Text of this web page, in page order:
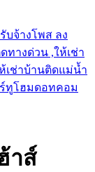
รับจ้างโพส ลง
ทางด่วน ,ให้เช่า
เช่าบ้านติดแม่น้ำ
ทูโฮมดอทคอม
าส์